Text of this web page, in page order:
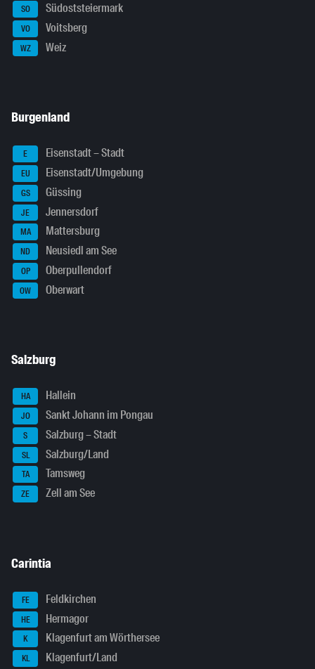
SO Südoststeiermark
VO Voitsberg
WZ Weiz
Burgenland
E Eisenstadt – Stadt
EU Eisenstadt/Umgebung
GS Güssing
JE Jennersdorf
MA Mattersburg
ND Neusiedl am See
OP Oberpullendorf
OW Oberwart
Salzburg
HA Hallein
JO Sankt Johann im Pongau
S Salzburg – Stadt
SL Salzburg/Land
TA Tamsweg
ZE Zell am See
Carintia
FE Feldkirchen
HE Hermagor
K Klagenfurt am Wörthersee
KL Klagenfurt/Land